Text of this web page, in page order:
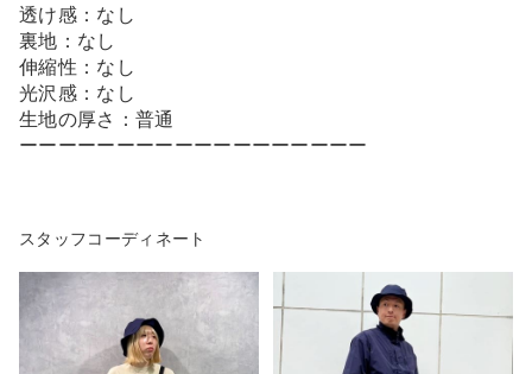
透け感：なし
裏地：なし
伸縮性：なし
光沢感：なし
生地の厚さ：普通
ーーーーーーーーーーーーーーーーーー
スタッフコーディネート